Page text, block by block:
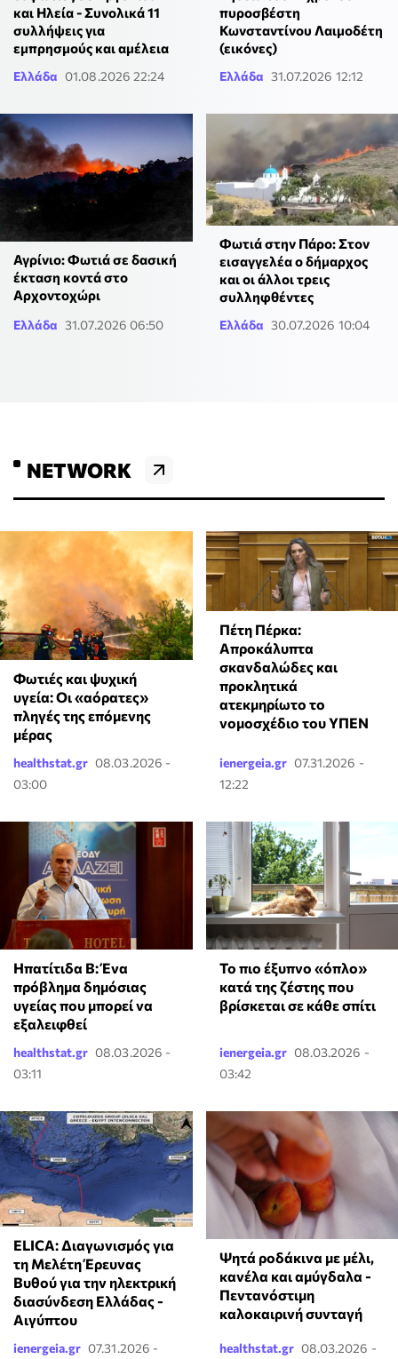
και Ηλεία - Συνολικά 11
συλλήψεις για
εμπρησμούς και αμέλεια
Ελλάδα 01.08.2026 22:24
πυροσβέστη
Κωνσταντίνου Λαιμοδέτη
(εικόνες)
Ελλάδα 31.07.2026 12:12
Αγρίνιο: Φωτιά σε δασική
έκταση κοντά στο
Αρχοντοχώρι
Ελλάδα 31.07.2026 06:50
Φωτιά στην Πάρο: Στον
εισαγγελέα ο δήμαρχος
και οι άλλοι τρεις
συλληφθέντες
Ελλάδα 30.07.2026 10:04
NETWORK
Φωτιές και ψυχική
υγεία: Οι «αόρατες»
πληγές της επόμενης
μέρας
healthstat.gr 08.03.2026 -
03:00
Πέτη Πέρκα:
Απροκάλυπτα
σκανδαλώδες και
προκλητικά
ατεκμηρίωτο το
νομοσχέδιο του ΥΠΕΝ
ienergeia.gr 07.31.2026 -
12:22
Ηπατίτιδα Β: Ένα
πρόβλημα δημόσιας
υγείας που μπορεί να
εξαλειφθεί
healthstat.gr 08.03.2026 -
03:11
To πιο έξυπνο «όπλο»
κατά της ζέστης που
βρίσκεται σε κάθε σπίτι
ienergeia.gr 08.03.2026 -
03:42
ELICA: Διαγωνισμός για
τη Μελέτη Έρευνας
Βυθού για την ηλεκτρική
διασύνδεση Ελλάδας -
Αιγύπτου
ienergeia.gr 07.31.2026 -
Ψητά ροδάκινα με μέλι,
κανέλα και αμύγδαλα -
Πεντανόστιμη
καλοκαιρινή συνταγή
healthstat.gr 08.03.2026 -